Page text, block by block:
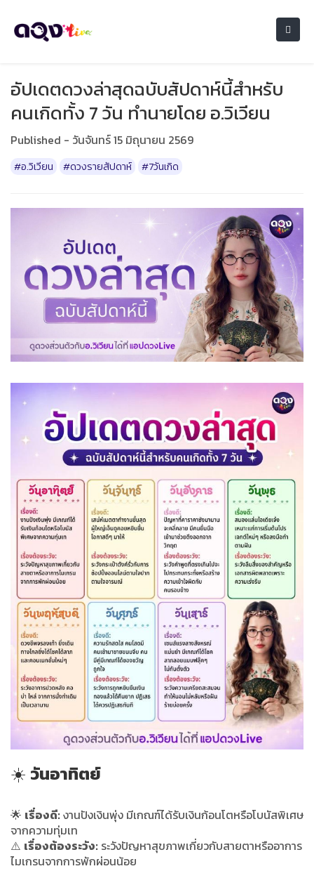
อัปเดตดวงล่าสุดฉบับสัปดาห์นี้สำหรับ
คนเกิดทั้ง 7 วัน ทำนายโดย อ.วิเวียน
Published - วันจันทร์ 15 มิถุนายน 2569
#อ.วิเวียน #ดวงรายสัปดาห์ #7วันเกิด
☀️ วันอาทิตย์
🌟 เรื่องดี:งานปังเงินพุ่ง มีเกณฑ์ได้รับเงินก้อนโตหรือโบนัสพิเศษ
จากความทุ่มเท
⚠️ เรื่องต้องระวัง: ระวังปัญหาสุขภาพเกี่ยวกับสายตาหรืออาการ
ไมเกรนจากการพักผ่อนน้อย